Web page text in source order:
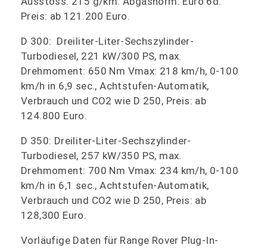
Preis: ab 121.200 Euro.
D 300: Dreiliter-Liter-Sechszylinder-
Turbodiesel, 221 kW/300 PS, max.
Drehmoment: 650 Nm Vmax: 218 km/h, 0-100
km/h in 6,9 sec., Achtstufen-Automatik,
Verbrauch und CO2 wie D 250, Preis: ab
124.800 Euro.
D 350: Dreiliter-Liter-Sechszylinder-
Turbodiesel, 257 kW/350 PS, max.
Drehmoment: 700 Nm Vmax: 234 km/h, 0-100
km/h in 6,1 sec., Achtstufen-Automatik,
Verbrauch und CO2 wie D 250, Preis: ab
128,300 Euro.
Vorläufige Daten für Range Rover Plug-In-